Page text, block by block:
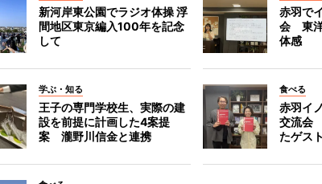
新河岸東公園でラジオ体操 浮
間地区東京編入100年を記念
して
赤羽で
会 東洋
体感
学ぶ・知る
王子の専門学校生、実際の建
設を前提に計画した4案提
案 瀧野川信金と連携
食べる
赤羽イ
交流会
たゲス